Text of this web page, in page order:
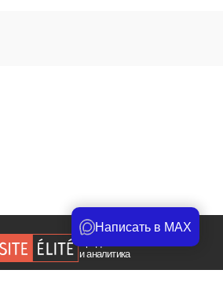
и аналитика
Написать в MAX